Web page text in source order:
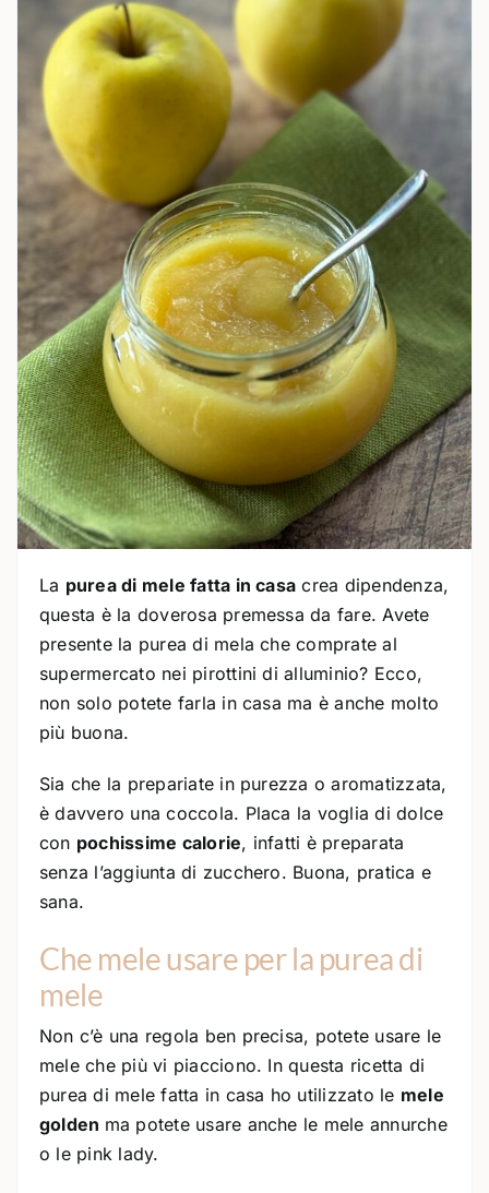
La purea di mele fatta in casa crea dipendenza,
questa è la doverosa premessa da fare. Avete
presente la purea di mela che comprate al
supermercato nei pirottini di alluminio? Ecco,
non solo potete farla in casa ma è anche molto
più buona.
Sia che la prepariate in purezza o aromatizzata,
è davvero una coccola. Placa la voglia di dolce
con pochissime calorie, infatti è preparata
senza l’aggiunta di zucchero. Buona, pratica e
sana.
Che mele usare per la purea di
mele
Non c’è una regola ben precisa, potete usare le
mele che più vi piacciono. In questa ricetta di
purea di mele fatta in casa ho utilizzato le mele
golden ma potete usare anche le mele annurche
o le pink lady.